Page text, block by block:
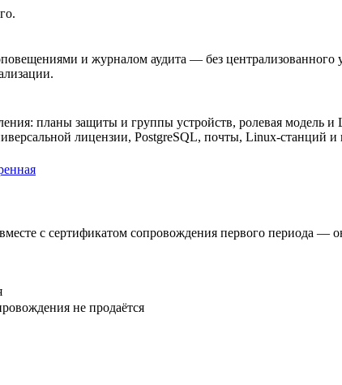
и журналом аудита — без централизованного
планы защиты и группы устройств, ролевая модель
лицензии, PostgreSQL, почты, Linux-станций
с сертификатом сопровождения первого периода —
не продаётся